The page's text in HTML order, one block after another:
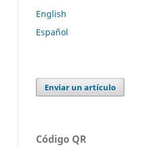
English
Español
Enviar un artículo
Código QR